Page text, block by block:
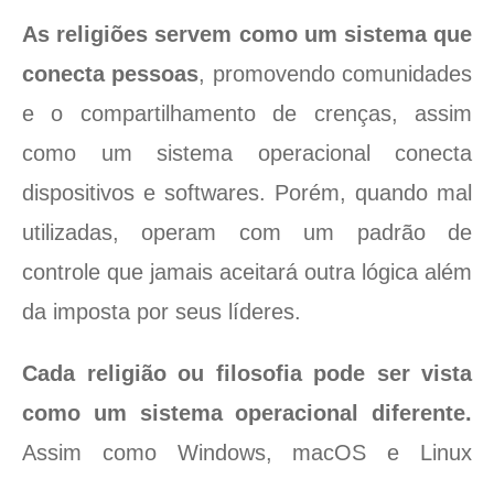
As religiões servem como um sistema que
conecta pessoas, promovendo comunidades
e o compartilhamento de crenças, assim
como um sistema operacional conecta
dispositivos e softwares. Porém, quando mal
utilizadas, operam com um padrão de
controle que jamais aceitará outra lógica além
da imposta por seus líderes.
Cada religião ou filosofia pode ser vista
como um sistema operacional diferente.
Assim como Windows, macOS e Linux